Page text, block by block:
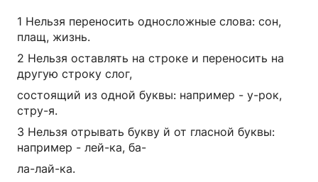
1 Нельзя переносить односложные слова: сон,
плащ, жизнь.
2 Нельзя оставлять на строке и переносить на
другую строку слог,
состоящий из одной буквы: например - у-рок,
стру-я.
3 Нельзя отрывать букву й от гласной буквы:
например - лей-ка, ба-
ла-лай-ка.